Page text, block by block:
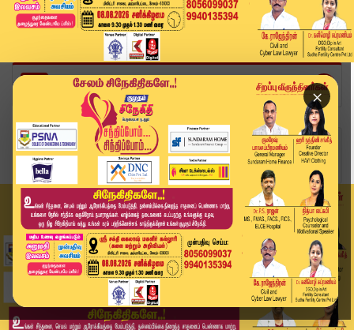
×
Home
வீடியோ ஸ்டோரி
முழு திரைப்படமும் லீக்? | Jananayagan Movie | R...